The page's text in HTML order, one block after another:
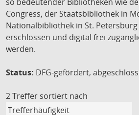
Congress, der Staatsbibliothek in
Nationalbibliothek in St.
erschlossen und digital frei
werden.
Status: DFG-gefördert,
2 Treffer sortiert nach